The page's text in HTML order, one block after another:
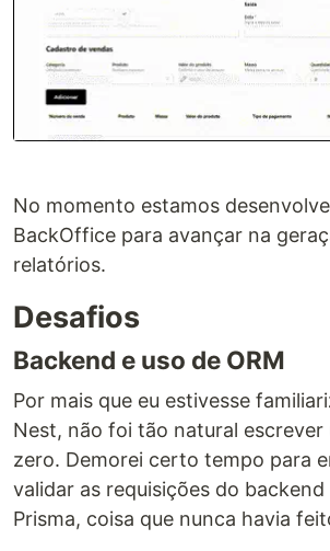
No momento estamos
BackOffice para avançar na
relatórios.
Desafios
Backend e uso de ORM
Por mais que eu estivesse
Nest, não foi tão natural
zero. Demorei certo tempo para
validar as requisições do
Prisma, coisa que nunca havia